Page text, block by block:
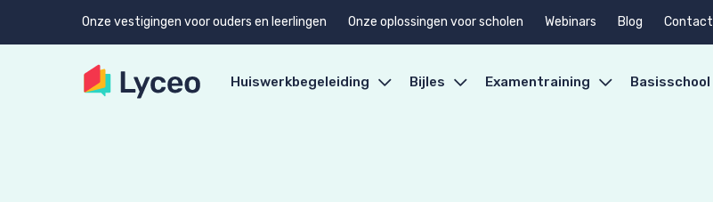
Onze vestigingen voor ouders en leerlingen Onze oplossingen voor scholen Webinars Blog Contact
Huiswerkbegeleiding Bijles Examentraining Basisschool